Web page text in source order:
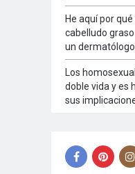
He aquí por
cabelludo
un dermatólogo
Los
doble vida y es
sus